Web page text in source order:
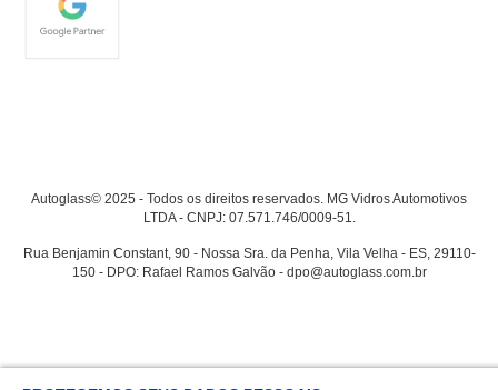
Autoglass© 2025 - Todos os direitos reservados. MG Vidros Automotivos
LTDA - CNPJ: 07.571.746/0009-51.
Rua Benjamin Constant, 90 - Nossa Sra. da Penha, Vila Velha - ES, 29110-
150 - DPO: Rafael Ramos Galvão - dpo@autoglass.com.br